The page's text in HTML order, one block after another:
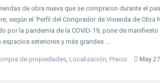
de obra nueva que se compraron durante el
según el ‘Perfil del Comprador de Vivienda de Obra
por la pandemia de la COVID-19, pone de
espacios exteriores y más grandes …
de propiedades, Localización, Precio May